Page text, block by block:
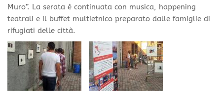
Muro”. La serata è continuata con musica, happening
teatrali e il buffet multietnico preparato dalle famiglie di
rifugiati delle città.